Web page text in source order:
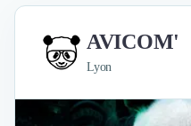
AVICOM'
Lyon